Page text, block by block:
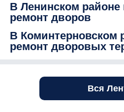
В Ленинском районе
ремонт дворов
В Коминтерновском
ремонт дворовых
Вся